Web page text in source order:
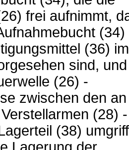
frei aufnimmt,
(34)
(36) im
sind, und
(26) -
zwischen den
(28) -
(38)